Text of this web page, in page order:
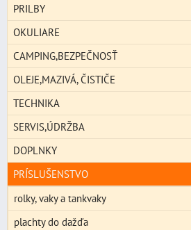
PRILBY
OKULIARE
CAMPING,BEZPEČNOSŤ
OLEJE,MAZIVÁ, ČISTIČE
TECHNIKA
SERVIS,ÚDRŽBA
DOPLNKY
PRÍSLUŠENSTVO
rolky, vaky a tankvaky
plachty do dažďa